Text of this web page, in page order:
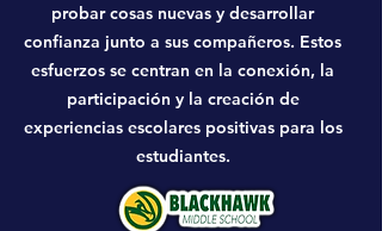
probar cosas nuevas y desarrollar
confianza junto a sus compañeros. Estos
esfuerzos se centran en la conexión, la
participación y la creación de
experiencias escolares positivas para los
estudiantes.